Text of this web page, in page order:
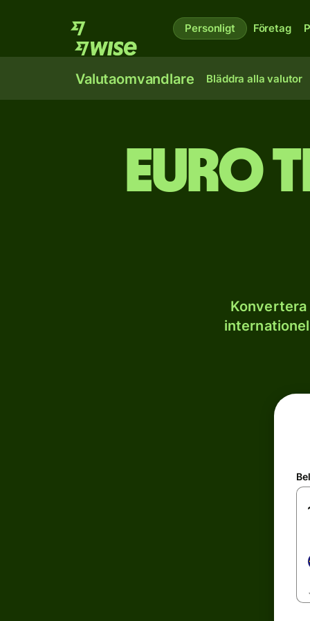
Personligt Företag
Valutaomvandlare Bläddra alla valutor
Euro
Konvertera